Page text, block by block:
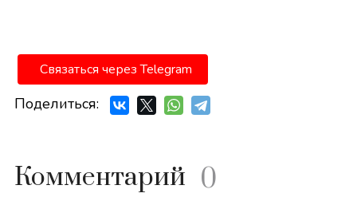
Связаться через Telegram
Поделиться:
Комментарий 0